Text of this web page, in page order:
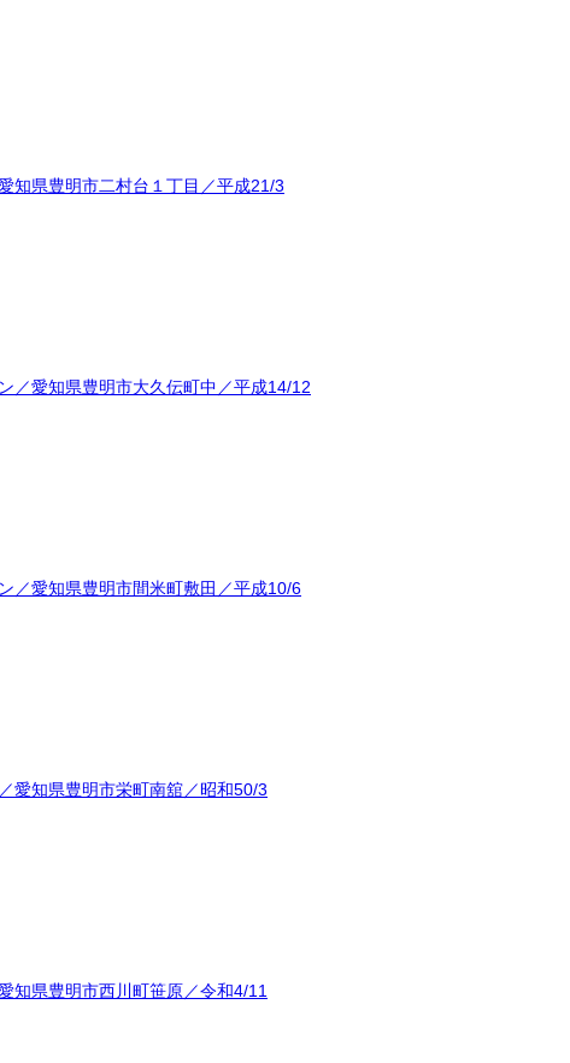
知県豊明市二村台１丁目／平成21/3
／愛知県豊明市大久伝町中／平成14/12
／愛知県豊明市間米町敷田／平成10/6
愛知県豊明市栄町南舘／昭和50/3
知県豊明市西川町笹原／令和4/11